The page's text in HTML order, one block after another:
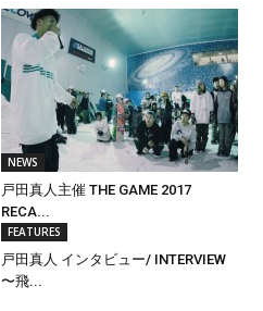
NEWS
戸田真人主催 THE GAME 2017
RECA...
FEATURES
戸田真人 インタビュー/ INTERVIEW
〜飛...